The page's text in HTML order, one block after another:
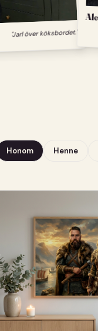
"Jarl över köksbordet."
Honom Henne